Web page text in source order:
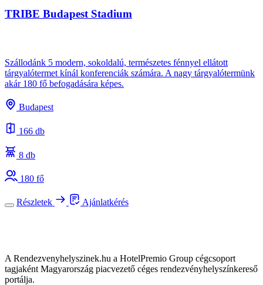
TRIBE Budapest Stadium
Szállodánk 5 modern, sokoldalú, természetes fénnyel ellátott
tárgyalótermet kínál konferenciák számára. A nagy tárgyalótermünk
akár 180 fő befogadására képes.
Budapest
166 db
8 db
180 fő
Részletek Ajánlatkérés
A Rendezvenyhelyszinek.hu a HotelPremio Group cégcsoport
tagjaként Magyarország piacvezető céges rendezvényhelyszínkereső
portálja.